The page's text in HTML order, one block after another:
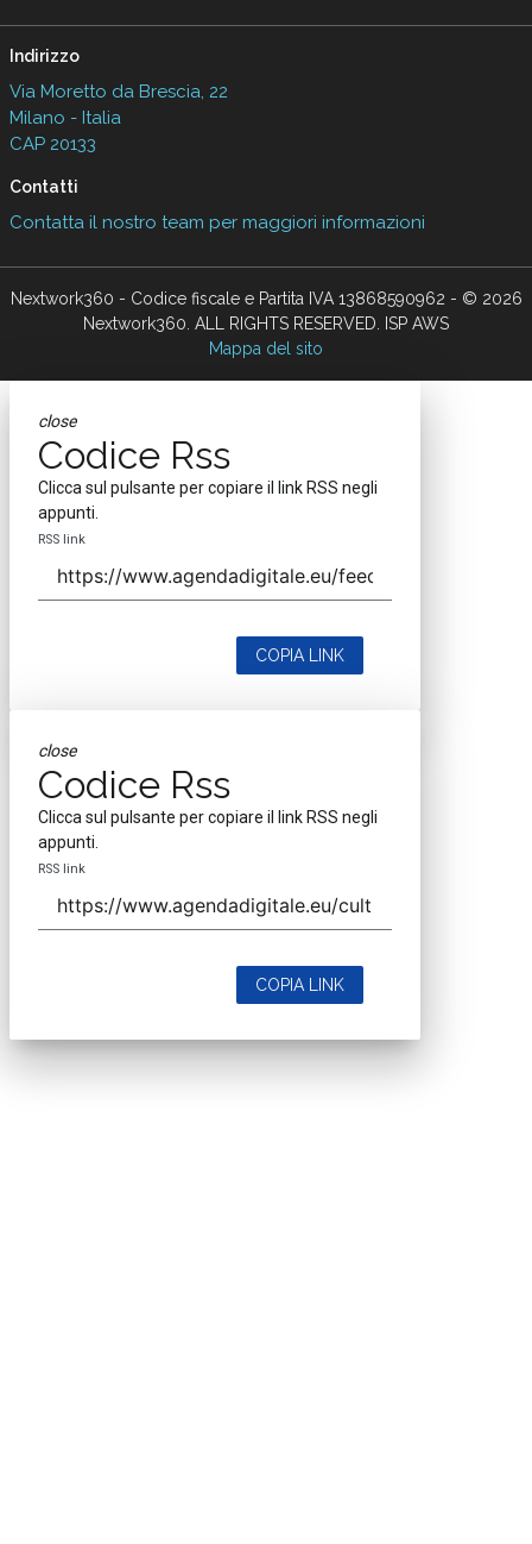
Indirizzo
Via Moretto da Brescia, 22
Milano - Italia
CAP 20133
Contatti
Contatta il nostro team per maggiori informazioni
Nextwork360 - Codice fiscale e Partita IVA 13868590962 - © 2026
Nextwork360. ALL RIGHTS RESERVED. ISP AWS
Mappa del sito
close
Codice Rss
Clicca sul pulsante per copiare il link RSS negli
appunti.
RSS link
COPIA LINK
close
Codice Rss
Clicca sul pulsante per copiare il link RSS negli
appunti.
RSS link
COPIA LINK